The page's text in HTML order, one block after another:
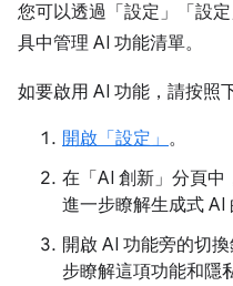
您可以透過「設定」 「設
具中管理 AI 功能清單。
如要啟用 AI 功能，請按照
開啟「設定」 。
在「AI 創新」 分頁中
進一步瞭解生成式 AI
開啟 AI 功能旁的切
步瞭解這項功能和隱